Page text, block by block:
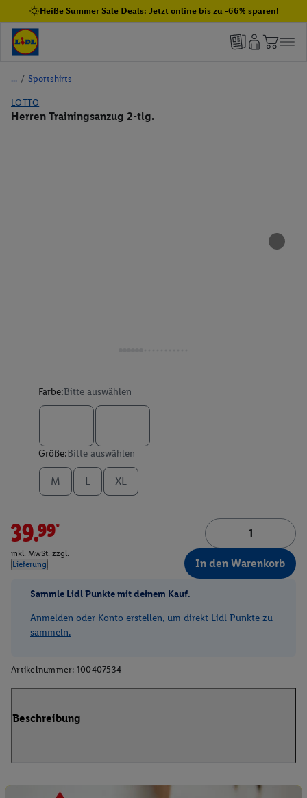
Heiße Summer Sale Deals: Jetzt online bis zu -66% sparen!
/ Sportshirts
LOTTO
Herren Trainingsanzug 2-tlg.
Farbe:Bitte auswählen
Größe:Bitte auswählen
M L XL
39.99*
inkl. MwSt. zzgl.
Lieferung
In den Warenkorb
Sammle Lidl Punkte mit deinem Kauf.
Anmelden oder Konto erstellen, um direkt Lidl Punkte zu
sammeln.
Artikelnummer: 100407534
Beschreibung